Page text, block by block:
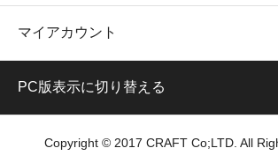
マイアカウント
PC版表示に切り替える
Copyright © 2017 CRAFT Co;LTD. All